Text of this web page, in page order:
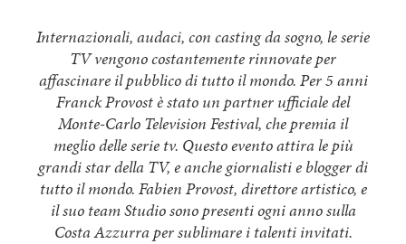
Internazionali, audaci, con casting da sogno, le serie
TV vengono costantemente rinnovate per
affascinare il pubblico di tutto il mondo. Per 5 anni
Franck Provost è stato un partner ufficiale del
Monte-Carlo Television Festival, che premia il
meglio delle serie tv. Questo evento attira le più
grandi star della TV, e anche giornalisti e blogger di
tutto il mondo. Fabien Provost, direttore artistico, e
il suo team Studio sono presenti ogni anno sulla
Costa Azzurra per sublimare i talenti invitati.